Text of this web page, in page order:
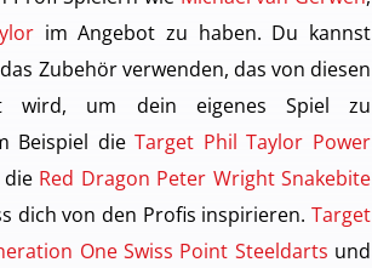
im Angebot zu haben. Du kannst
Zubehör verwenden, das von diesen
wird, um dein eigenes Spiel zu
Beispiel dieTarget Phil Taylor Power
Red Dragon Peter Wright Snakebite
dich von den Profis inspirieren.Target
One Swiss Point Steeldarts und